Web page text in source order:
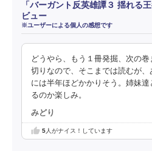
「バーガント反英雄譚３ 揺れる
ビュー
※ユーザーによる個人の感想です
どうやら、もう１冊発掘、次の
切りなので、そこまでは読むが
には半年ほどかかりそう。姉妹
るのか楽しみ。
みどり
5人がナイス！しています